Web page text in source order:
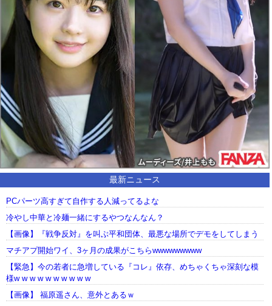
最新ニュース
PCパーツ高すぎて自作する人減ってるよな
冷やし中華と冷麺一緒にするやつなんなん？
【画像】『戦争反対』を叫ぶ平和団体、最悪な場所でデモをしてしまう
マチアプ開始ワイ、3ヶ月の成果がこちらwwwwwwwww
【緊急】今の若者に急増している『コレ』依存、めちゃくちゃ深刻な模
様w w w w w w w w w w
【画像】 福原遥さん、意外とあるｗ